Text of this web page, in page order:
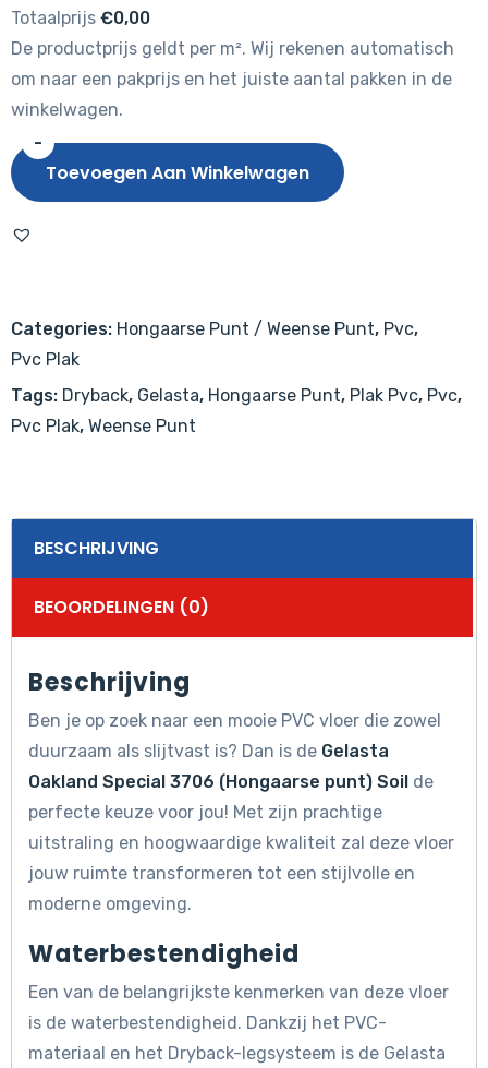
Totaalprijs €0,00
De productprijs geldt per m². Wij rekenen automatisch
om naar een pakprijs en het juiste aantal pakken in de
winkelwagen.
-
Gelasta
Oakland
3706
Soil
aantal
Toevoegen Aan Winkelwagen
Categories: Hongaarse Punt / Weense Punt, Pvc,
Pvc Plak
Tags: Dryback, Gelasta, Hongaarse Punt, Plak Pvc, Pvc,
Pvc Plak, Weense Punt
BESCHRIJVING
BEOORDELINGEN (0)
Beschrijving
Ben je op zoek naar een mooie PVC vloer die zowel
duurzaam als slijtvast is? Dan is de Gelasta
Oakland Special 3706 (Hongaarse punt) Soil de
perfecte keuze voor jou! Met zijn prachtige
uitstraling en hoogwaardige kwaliteit zal deze vloer
jouw ruimte transformeren tot een stijlvolle en
moderne omgeving.
Waterbestendigheid
Een van de belangrijkste kenmerken van deze vloer
is de waterbestendigheid. Dankzij het PVC-
materiaal en het Dryback-legsysteem is de Gelasta